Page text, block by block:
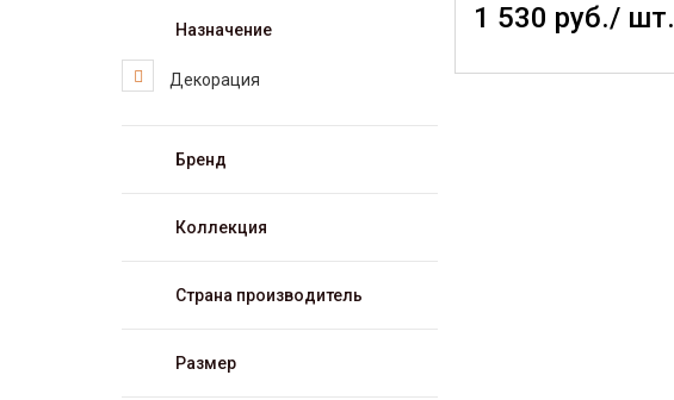
Назначение
Декорация
Бренд
Коллекция
Страна производитель
Размер
1 530 руб./ шт.